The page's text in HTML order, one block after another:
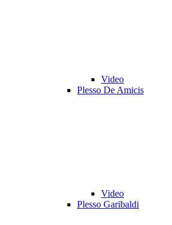
Video
Plesso De Amicis
Video
Plesso Garibaldi